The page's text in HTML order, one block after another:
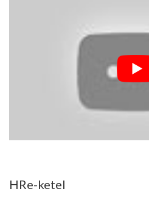
HRe-ketel